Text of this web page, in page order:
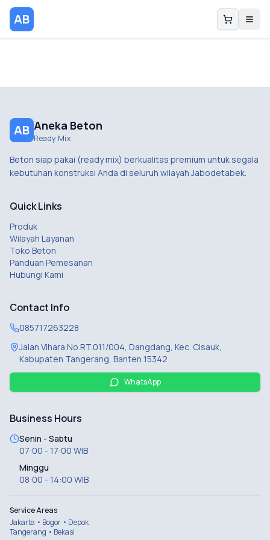
AB
AB Aneka Beton
Ready Mix
Beton siap pakai (ready mix) berkualitas premium untuk segala
kebutuhan konstruksi Anda di seluruh wilayah Jabodetabek.
Quick Links
Produk
Wilayah Layanan
Toko Beton
Panduan Pemesanan
Hubungi Kami
Contact Info
085717263228
Jalan Vihara No.RT.011/004, Dangdang, Kec. Cisauk,
Kabupaten Tangerang, Banten 15342
WhatsApp
Business Hours
Senin - Sabtu
07:00 - 17:00 WIB
Minggu
08:00 - 14:00 WIB
Service Areas
Jakarta • Bogor • Depok
Tangerang • Bekasi